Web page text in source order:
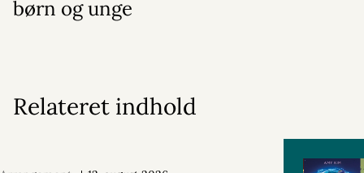
børn og unge
Relateret indhold